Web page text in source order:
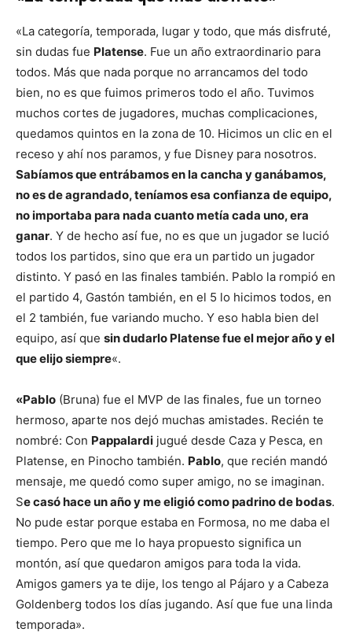
«La categoría, temporada, lugar y todo, que más disfruté,
sin dudas fue Platense. Fue un año extraordinario para
todos. Más que nada porque no arrancamos del todo
bien, no es que fuimos primeros todo el año. Tuvimos
muchos cortes de jugadores, muchas complicaciones,
quedamos quintos en la zona de 10. Hicimos un clic en el
receso y ahí nos paramos, y fue Disney para nosotros.
Sabíamos que entrábamos en la cancha y ganábamos,
no es de agrandado, teníamos esa confianza de equipo,
no importaba para nada cuanto metía cada uno, era
ganar. Y de hecho así fue, no es que un jugador se lució
todos los partidos, sino que era un partido un jugador
distinto. Y pasó en las finales también. Pablo la rompió en
el partido 4, Gastón también, en el 5 lo hicimos todos, en
el 2 también, fue variando mucho. Y eso habla bien del
equipo, así que sin dudarlo Platense fue el mejor año y el
que elijo siempre«.
«Pablo (Bruna) fue el MVP de las finales, fue un torneo
hermoso, aparte nos dejó muchas amistades. Recién te
nombré: Con Pappalardi jugué desde Caza y Pesca, en
Platense, en Pinocho también. Pablo, que recién mandó
mensaje, me quedó como super amigo, no se imaginan.
Se casó hace un año y me eligió como padrino de bodas.
No pude estar porque estaba en Formosa, no me daba el
tiempo. Pero que me lo haya propuesto significa un
montón, así que quedaron amigos para toda la vida.
Amigos gamers ya te dije, los tengo al Pájaro y a Cabeza
Goldenberg todos los días jugando. Así que fue una linda
temporada».